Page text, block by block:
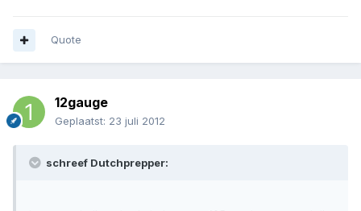
Quote
12gauge
Geplaatst: 23 juli 2012
schreef Dutchprepper: